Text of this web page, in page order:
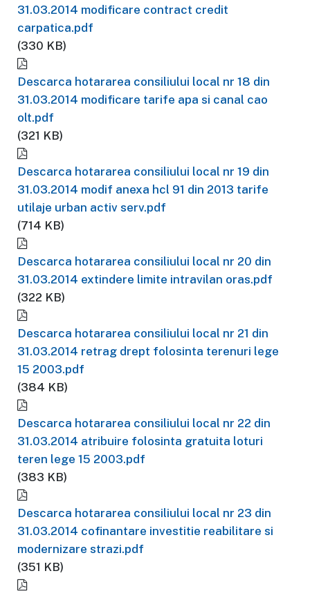
31.03.2014 modificare contract credit
carpatica.pdf
(330 KB)
Descarca hotararea consiliului local nr 18 din
31.03.2014 modificare tarife apa si canal cao
olt.pdf
(321 KB)
Descarca hotararea consiliului local nr 19 din
31.03.2014 modif anexa hcl 91 din 2013 tarife
utilaje urban activ serv.pdf
(714 KB)
Descarca hotararea consiliului local nr 20 din
31.03.2014 extindere limite intravilan oras.pdf
(322 KB)
Descarca hotararea consiliului local nr 21 din
31.03.2014 retrag drept folosinta terenuri lege
15 2003.pdf
(384 KB)
Descarca hotararea consiliului local nr 22 din
31.03.2014 atribuire folosinta gratuita loturi
teren lege 15 2003.pdf
(383 KB)
Descarca hotararea consiliului local nr 23 din
31.03.2014 cofinantare investitie reabilitare si
modernizare strazi.pdf
(351 KB)